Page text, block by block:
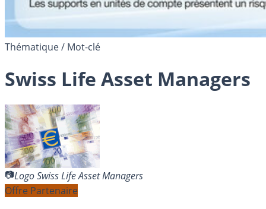
Thématique / Mot-clé
Swiss Life Asset Managers
Logo Swiss Life Asset Managers
Offre Partenaire